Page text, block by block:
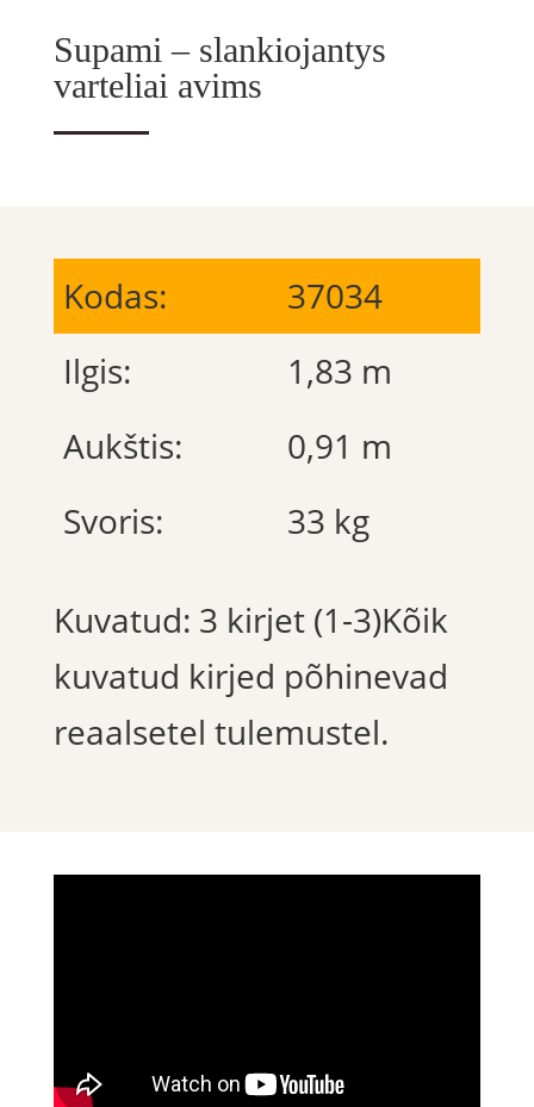
Supami – slankiojantys
varteliai avims
Kodas:
37034
Ilgis:
1,83 m
Aukštis:
0,91 m
Svoris:
33 kg
Kuvatud: 3 kirjet (1-3)Kõik
kuvatud kirjed põhinevad
reaalsetel tulemustel.